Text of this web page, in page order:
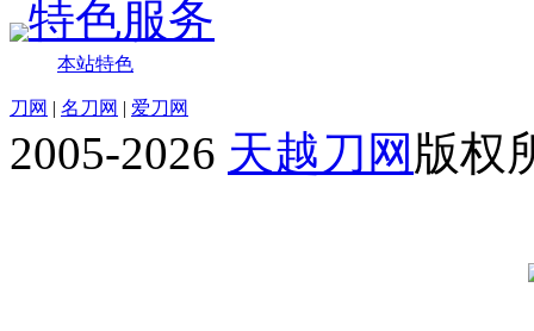
特色服务
本站特色
刀网 | 名刀网 | 爱刀网
2005-2026 天越刀网 版权